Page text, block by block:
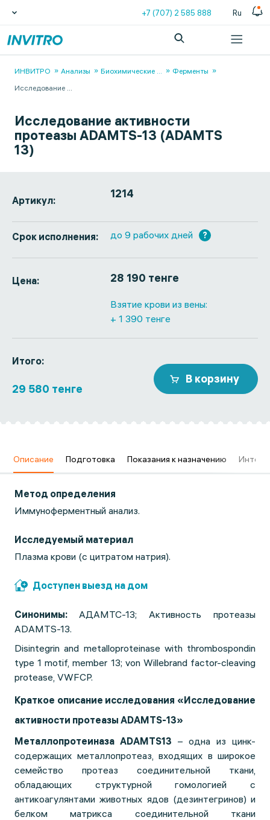
+7 (707) 2 585 888 Ru
ИНВИТРО Анализы Биохимические ...
Ферменты
Исследование ...
Исследование активности
протеазы ADAMTS-13 (ADAMTS
13)
Артикул: 1214
Срок исполнения: до 9 рабочих дней ?
Цена: 28 190 тенге
Взятие крови из вены:
+ 1 390 тенге
Итого:
29 580 тенге
В корзину
Описание Подготовка Показания к назначению
Метод определения
Иммуноферментный анализ.
Исследуемый материал
Плазма крови (с цитратом натрия).
Доступен выезд на дом
Синонимы: АДАМТС-13; Активность протеазы
ADAMTS-13.
Disintegrin and metalloproteinase with thrombospondin
type 1 motif, member 13; von Willebrand factor-cleaving
protease, VWFCP.
Краткое описание исследования «Исследование
активности протеазы ADAMTS-13»
Металлопротеиназа ADAMTS13 – одна из цинк-
содержащих металлопротеаз, входящих в широкое
семейство протеаз соединительной ткани,
обладающих структурной гомологией с
антикоагулянтами животных ядов (дезинтегринов) и
белком матрикса соединительной ткани